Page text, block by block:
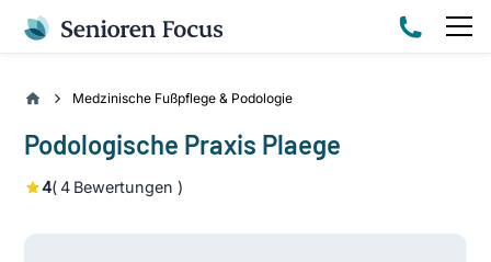
Medzinische Fußpflege & Podologie
Podologische Praxis Plaege
4(4 Bewertungen )